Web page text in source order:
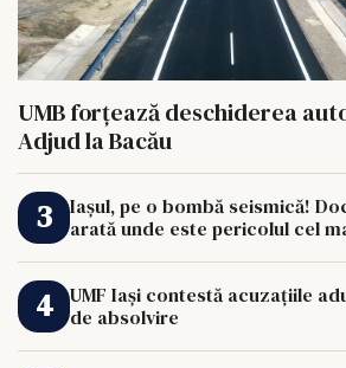
UMB forțează deschiderea
Adjud la Bacău
Iașul, pe o bombă seismică!
arată unde este pericolul cel
UMF Iași contestă acuzațiile
de absolvire